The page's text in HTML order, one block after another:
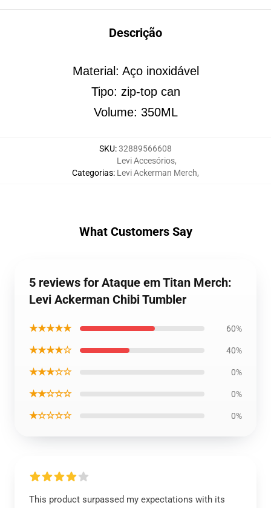
Descrição
Material: Aço inoxidável
Tipo: zip-top can
Volume: 350ML
SKU:32889566608
Categorias:
Levi Accesórios,
Levi Ackerman Merch,
What Customers Say
5 reviews for Ataque em Titan Merch:
Levi Ackerman Chibi Tumbler
★★★★★ 60%
★★★★☆ 40%
★★★☆☆ 0%
★★☆☆☆ 0%
★☆☆☆☆ 0%
This product surpassed my expectations with its